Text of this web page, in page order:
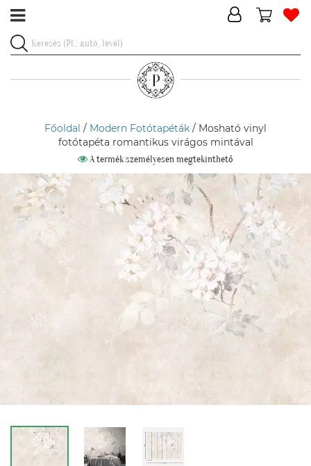
Főoldal / Modern Fotótapéták / Mosható vinyl
fotótapéta romantikus virágos mintával
A termék személyesen megtekinthető